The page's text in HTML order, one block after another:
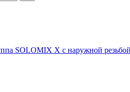
SOLOMIX X с наружной